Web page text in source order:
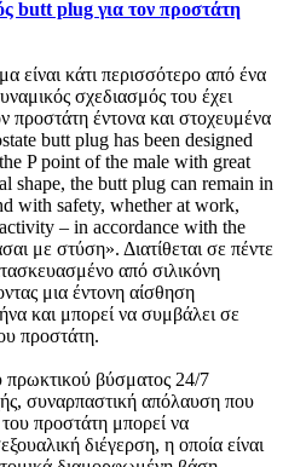
butt plug για τον προστάτη
είναι κάτι περισσότερο από ένα
σχεδιασμός του έχει
προστάτη έντονα και στοχευμένα
butt plug has been designed
P point of the male with great
shape, the butt plug can remain in
with safety, whether at work,
– in accordance with the
με στύση». Διατίθεται σε πέντε
από σιλικόνη
μια έντονη αίσθηση
και μπορεί να συμβάλει σε
προστάτη.
πρωκτικού βύσματος 24/7
συναρπαστική απόλαυση που
προστάτη μπορεί να
διέγερση, η οποία είναι